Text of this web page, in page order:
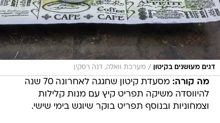
דגים מעושנים בקיטון / מערכת וואלה, דנה רסקין
מה קורה:
מסעדת קיטון שחגגה לאחרונה 70 שנה
להיווסדה משיקה תפריט קיץ עם מנות קלילות
וצמחוניות ובנוסף תפריט בוקר שיוגש בימי שישי.